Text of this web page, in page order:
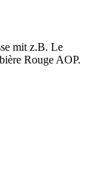
mit z.B. Le
Rouge AOP.